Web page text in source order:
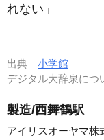
れない」
出典 小学館
デジタル大辞泉に
製造/西舞鶴駅
アイリスオーヤマ株